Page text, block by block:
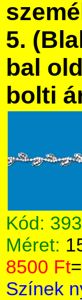
5.
bal
bolti
Kód:
Méret:
8500 Ft=
Színek